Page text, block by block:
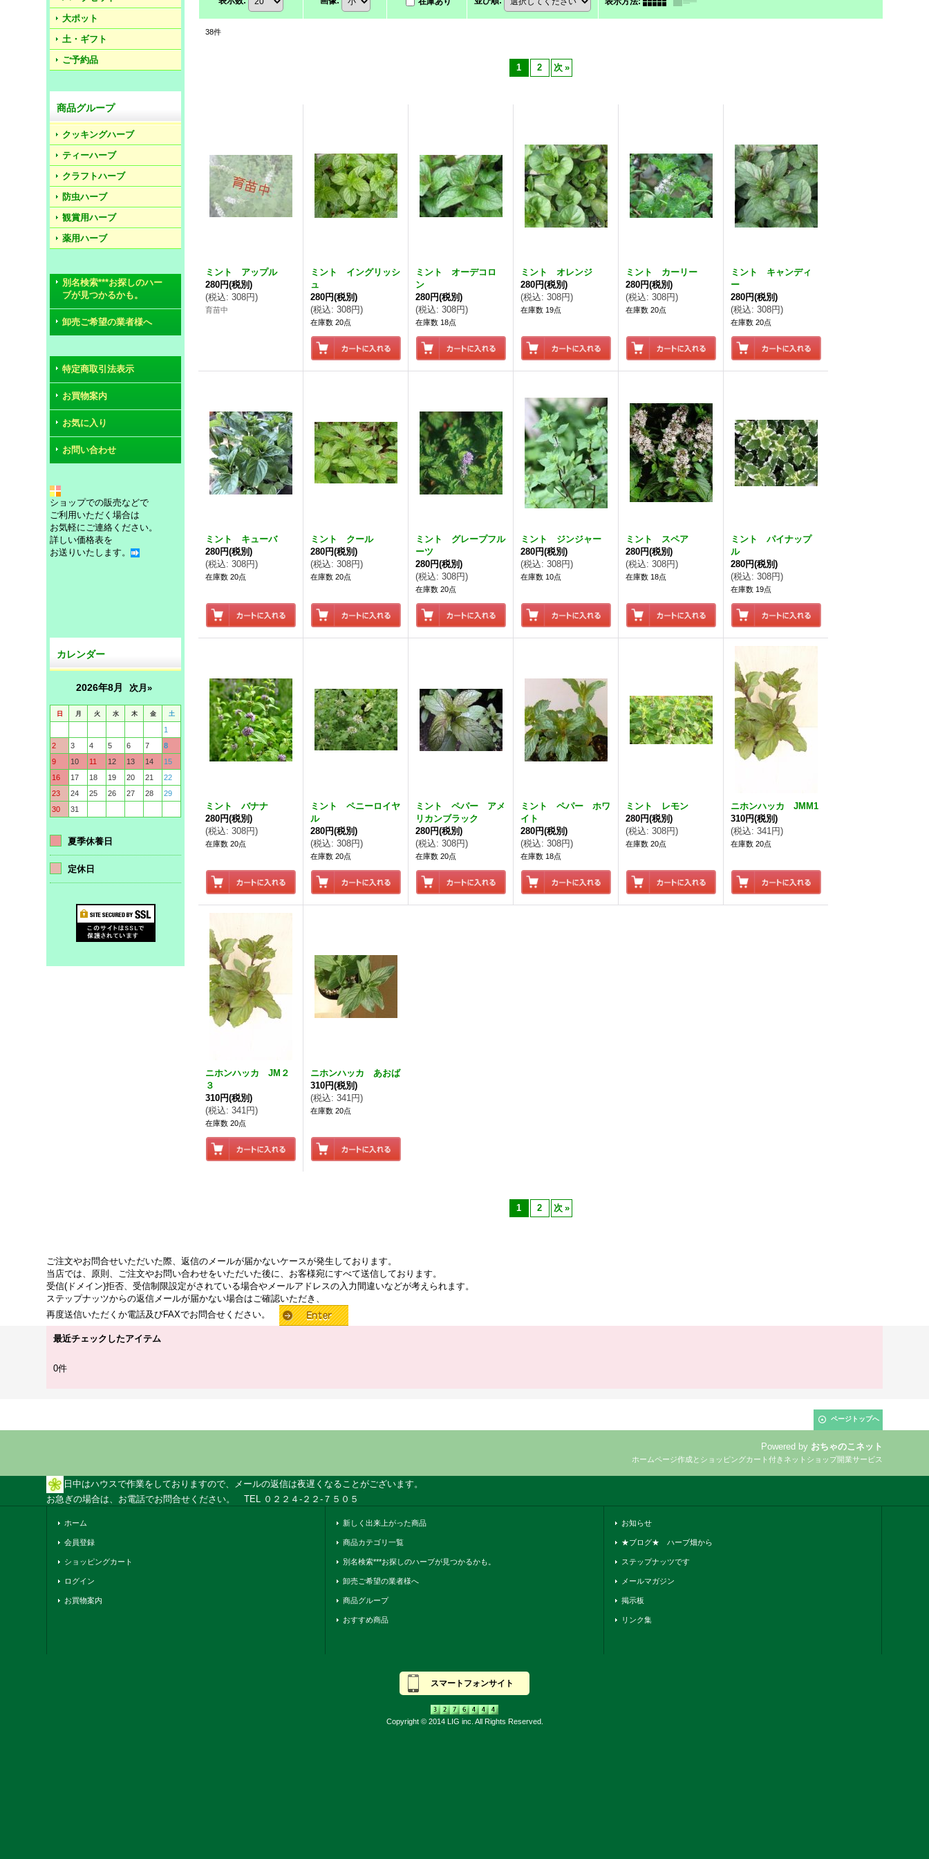
大ポット
土・ギフト
ご予約品
商品グループ
クッキングハーブ
ティーハーブ
クラフトハーブ
防虫ハーブ
観賞用ハーブ
薬用ハーブ
別名検索***お探しのハー
ブが見つかるかも。
卸売ご希望の業者様へ
特定商取引法表示
お買物案内
お気に入り
お問い合わせ
ショップでの販売などで
ご利用いただく場合は
お気軽にご連絡ください。
詳しい価格表を
お送りいたします。
カレンダー
2026年8月 次月»
日 月 火 水 木 金 土
1
2
3 4 5 6 7
8
9
10 11 12 13 14
15
16
17 18 19 20 21
22
23
24 25 26 27 28
29
30
31
夏季休養日
定休日
38件
1 2 次 »
ミント アップル
280円(税別)
(税込: 308円)
育苗中
ミント イングリッシ
ュ
280円(税別)
(税込: 308円)
在庫数 20点
ミント オーデコロ
ン
280円(税別)
(税込: 308円)
在庫数 18点
ミント オレンジ
280円(税別)
(税込: 308円)
在庫数 19点
ミント カーリー
280円(税別)
(税込: 308円)
在庫数 20点
ミント キャンディ
ー
280円(税別)
(税込: 308円)
在庫数 20点
ミント キューバ
280円(税別)
(税込: 308円)
在庫数 20点
ミント クール
280円(税別)
(税込: 308円)
在庫数 20点
ミント グレープフル
ーツ
280円(税別)
(税込: 308円)
在庫数 20点
ミント ジンジャー
280円(税別)
(税込: 308円)
在庫数 10点
ミント スペア
280円(税別)
(税込: 308円)
在庫数 18点
ミント パイナップ
ル
280円(税別)
(税込: 308円)
在庫数 19点
ミント バナナ
280円(税別)
(税込: 308円)
在庫数 20点
ミント ペニーロイヤ
ル
280円(税別)
(税込: 308円)
在庫数 20点
ミント ペパー アメ
リカンブラック
280円(税別)
(税込: 308円)
在庫数 20点
ミント ペパー ホワ
イト
280円(税別)
(税込: 308円)
在庫数 18点
ミント レモン
280円(税別)
(税込: 308円)
在庫数 20点
ニホンハッカ JMM1
310円(税別)
(税込: 341円)
在庫数 20点
ニホンハッカ JM２
３
310円(税別)
(税込: 341円)
在庫数 20点
ニホンハッカ あおば
310円(税別)
(税込: 341円)
在庫数 20点
1 2 次 »
ご注文やお問合せいただいた際、返信のメールが届かないケースが発生しております。
当店では、原則、ご注文やお問い合わせをいただいた後に、お客様宛にすべて送信しております。
受信(ドメイン)拒否、受信制限設定がされている場合やメールアドレスの入力間違いなどが考えられます。
ステップナッツからの返信メールが届かない場合はご確認いただき、
再度送信いただくか電話及びFAXでお問合せください。
最近チェックしたアイテム
0件
ページトップへ
Powered by おちゃのこネット
ホームページ作成とショッピングカート付きネットショップ開業サービス
日中はハウスで作業をしておりますので、メールの返信は夜遅くなることがございます。
お急ぎの場合は、お電話でお問合せください。 TEL ０２２４-２２-７５０５
ホーム
会員登録
ショッピングカート
ログイン
お買物案内
新しく出来上がった商品
商品カテゴリ一覧
別名検索***お探しのハーブが見つかるかも。
卸売ご希望の業者様へ
商品グループ
おすすめ商品
お知らせ
★ブログ★ ハーブ畑から
ステップナッツです
メールマガジン
掲示板
リンク集
スマートフォンサイト
Copyright © 2014 LIG inc. All Rights Reserved.